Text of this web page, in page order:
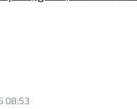
08:53